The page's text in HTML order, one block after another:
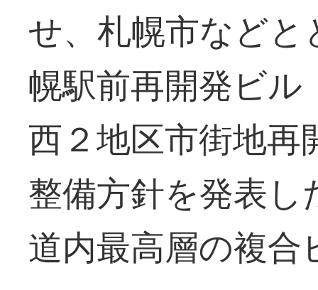
せ、札幌市など
幌駅前再開発ビル
西２地区市街地再
整備方針を発表し
道内最高層の複合